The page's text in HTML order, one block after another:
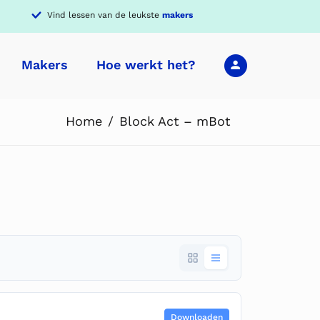
Vind lessen van de leukste makers
Makers Hoe werkt het?
Home Block Act – mBot
Downloaden